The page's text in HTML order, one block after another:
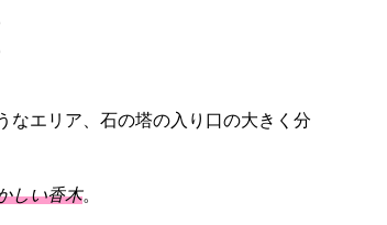
なエリア、石の塔の入り口の大きく分
しい香木。